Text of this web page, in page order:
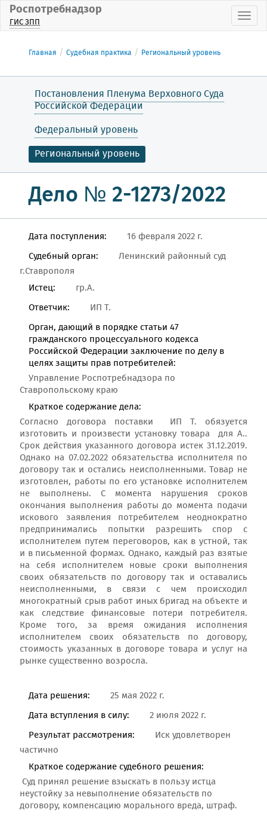
Роспотребнадзор
ГИС ЗПП
Главная Судебная практика Региональный уровень
Постановления Пленума Верховного Суда
Российской Федерации
Федеральный уровень
Региональный уровень
Дело № 2-1273/2022
Дата поступления:
16 февраля 2022 г.
Судебный орган:
Ленинский районный суд
г.Ставрополя
Истец:
гр.А.
Ответчик:
ИП Т.
Орган, дающий в порядке статьи 47
гражданского процессуального кодекса
Российской Федерации заключение по делу в
целях защиты прав потребителей:
Управление Роспотребнадзора по
Ставропольскому краю
Краткое содержание дела:
Согласно договора поставки ИП Т. обязуется
изготовить и произвести установку товара для А..
Срок действия указанного договора истек 31.12.2019.
Однако на 07.02.2022 обязательства исполнителя по
договору так и остались неисполненными. Товар не
изготовлен, работы по его установке исполнителем
не выполнены. С момента нарушения сроков
окончания выполнения работы до момента подачи
искового заявления потребителем неоднократно
предпринимались попытки разрешить спор с
исполнителем путем переговоров, как в устной, так
и в письменной формах. Однако, каждый раз взятые
на себя исполнителем новые сроки выполнения
своих обязательств по договору так и оставались
неисполненными, в связи с чем происходил
многократный срыв работ иных бригад на объекте и
как следствие финансовые потери потребителя.
Кроме того, за время ожидания исполнения
исполнителем своих обязательств по договору,
стоимость указанных в договоре товара и услуг на
рынке существенно возросла.
Дата решения:
25 мая 2022 г.
Дата вступления в силу:
2 июля 2022 г.
Результат рассмотрения:
Иск удовлетворен
частично
Краткое содержание судебного решения:
Суд принял решение взыскать в пользу истца
неустойку за невыполнение обязательств по
договору, компенсацию морального вреда, штраф.